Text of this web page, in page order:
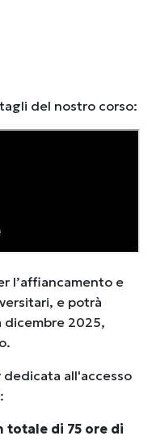
del nostro corso:
l’affiancamento e
e potrà
dicembre 2025,
dedicata all'accesso
totale di 75 ore di